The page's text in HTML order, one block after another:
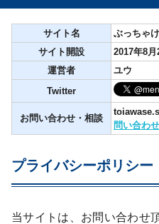
サイト名
ぶっちゃ
サイト開設
2017年8月
運営者
ユウ
Twitter
お問い合わせ・相談
問い合わ
プライバシーポリシー
当サイトは、お問い合わせ